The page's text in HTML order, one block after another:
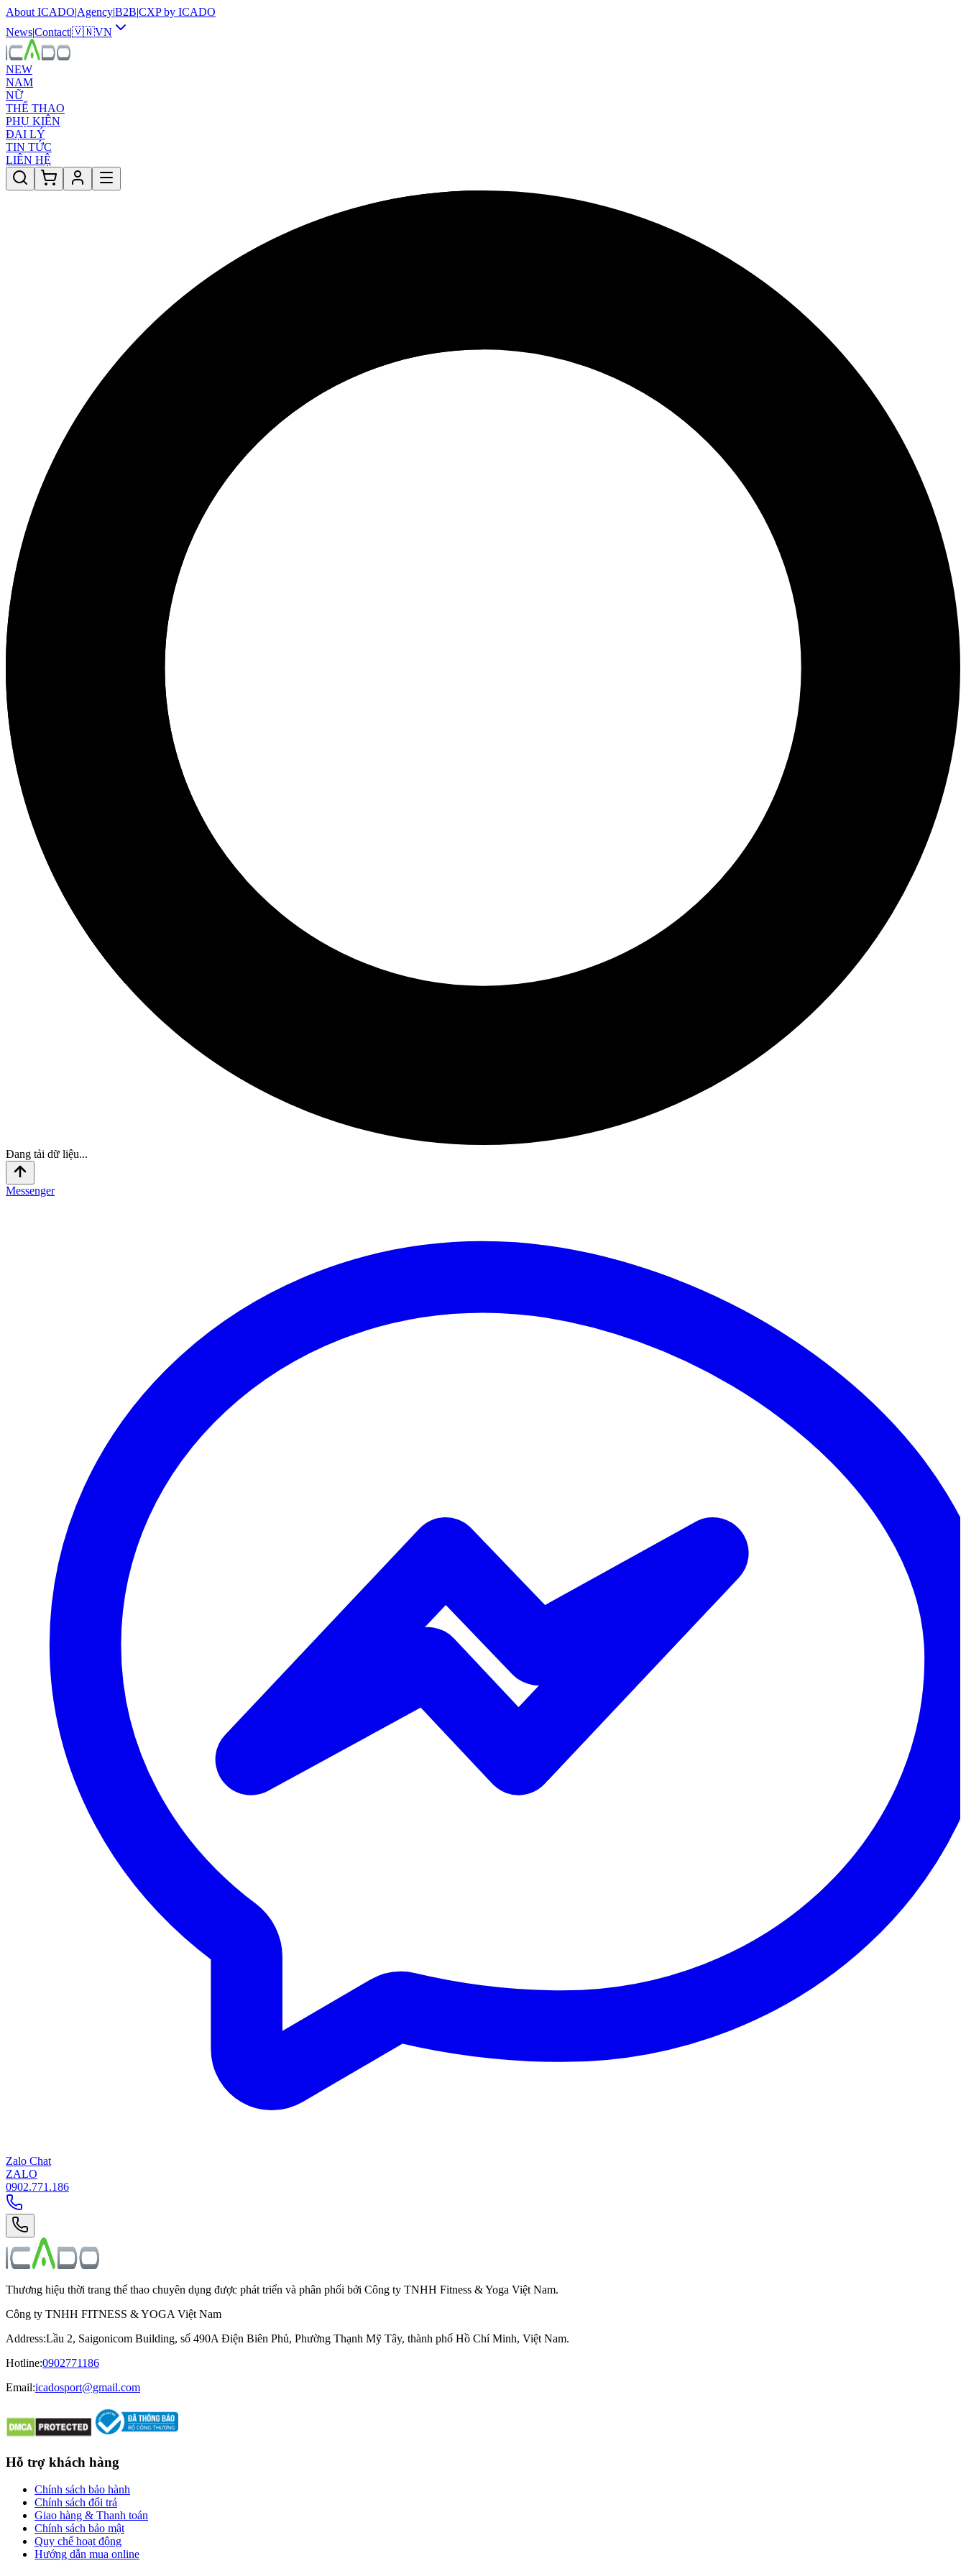
About ICADO|Agency|B2B|CXP by ICADO
News|Contact|🇻🇳VN
NEW
NAM
NỮ
THỂ THAO
PHỤ KIỆN
ĐẠI LÝ
TIN TỨC
LIÊN HỆ
Đang tải dữ liệu...
Messenger
Zalo Chat
ZALO
0902.771.186
Thương hiệu thời trang thể thao chuyên dụng được phát triển và phân phối bởi Công ty TNHH Fitness & Yoga Việt Nam.
Công ty TNHH FITNESS & YOGA Việt Nam
Address:Lầu 2, Saigonicom Building, số 490A Điện Biên Phủ, Phường Thạnh Mỹ Tây, thành phố Hồ Chí Minh, Việt Nam.
Hotline:0902771186
Email:icadosport@gmail.com
Hỗ trợ khách hàng
Chính sách bảo hành
Chính sách đổi trả
Giao hàng & Thanh toán
Chính sách bảo mật
Quy chế hoạt động
Hướng dẫn mua online